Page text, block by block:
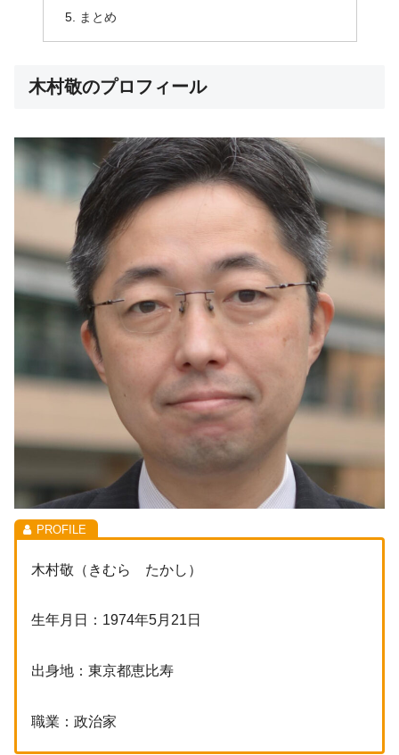
まとめ
木村敬のプロフィール
木村敬（きむら たかし）
生年月日：1974年5月21日
出身地：東京都恵比寿
職業：政治家